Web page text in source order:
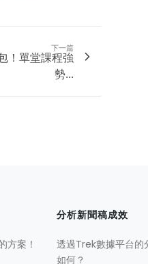
下一篇
！單堂課程強
勢...
方案！
分析新聞稿成效
透過Trek數據平台的
如何？